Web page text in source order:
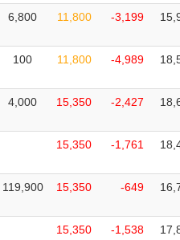
6,800 11,800 -3,199
100 11,800 -4,989
4,000 15,350 -2,427
15,350 -1,761
119,900 15,350 -649
15,350 -1,538